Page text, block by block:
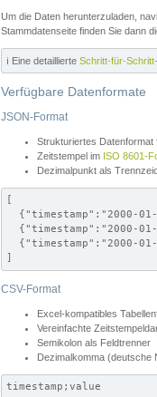
Um die Daten herunterzuladen,
Stammdatenseite finden Sie dann
ℹ️ Eine detaillierte Schritt-für-
Verfügbare Datenformate
JSON-Format
Strukturiertes Datenformat
Zeitstempel im ISO 8601-
Dezimalpunkt als
[
{"timestamp":"2000-
{"timestamp":"2000-
{"timestamp":"2000-
]
CSV-Format
Excel-kompatibles
Vereinfachte
Semikolon als Feldtrenner
Dezimalkomma (deutsche
timestamp;value